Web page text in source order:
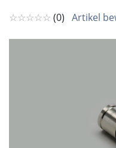
☆☆☆☆☆ (0) Artikel